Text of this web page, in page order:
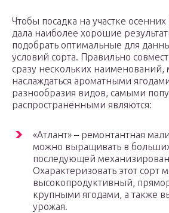
Чтобы посадка на участке
дала наиболее хорошие
подобрать оптимальные для
условий сорта. Правильно
сразу нескольких наименований,
наслаждаться ароматными
разнообразия видов, самыми
распространенными являются:
«Атлант» – ремонтантная
можно выращивать в
последующей
Охарактеризовать этот сорт
высокопродуктивный,
крупными ягодами, а также
урожая.